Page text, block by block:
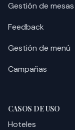
Gestión de mesas
Feedback
Gestión de menú
Campañas
CASOS DE USO
Hoteles